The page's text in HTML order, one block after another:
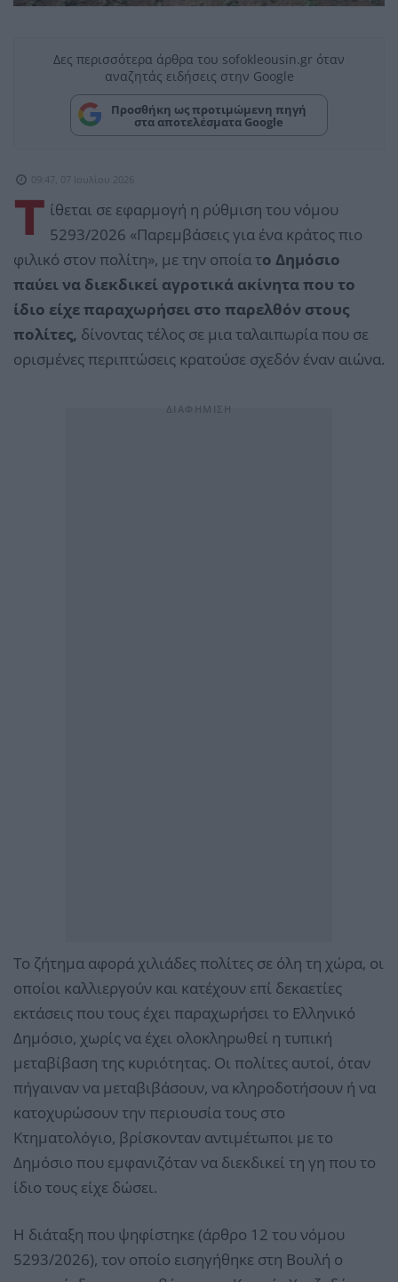
Δες περισσότερα άρθρα του sofokleousin.gr όταν
αναζητάς ειδήσεις στην Google
Προσθήκη ως προτιμώμενη πηγή
στα αποτελέσματα Google
09:47, 07 Ιουλίου 2026
Τ ίθεται σε εφαρμογή η ρύθμιση του νόμου
5293/2026 «Παρεμβάσεις για ένα κράτος πιο
φιλικό στον πολίτη», με την οποία το Δημόσιο
παύει να διεκδικεί αγροτικά ακίνητα που το
ίδιο είχε παραχωρήσει στο παρελθόν στους
πολίτες, δίνοντας τέλος σε μια ταλαιπωρία που σε
ορισμένες περιπτώσεις κρατούσε σχεδόν έναν αιώνα.
Το ζήτημα αφορά χιλιάδες πολίτες σε όλη τη χώρα, οι
οποίοι καλλιεργούν και κατέχουν επί δεκαετίες
εκτάσεις που τους έχει παραχωρήσει το Ελληνικό
Δημόσιο, χωρίς να έχει ολοκληρωθεί η τυπική
μεταβίβαση της κυριότητας. Οι πολίτες αυτοί, όταν
πήγαιναν να μεταβιβάσουν, να κληροδοτήσουν ή να
κατοχυρώσουν την περιουσία τους στο
Κτηματολόγιο, βρίσκονταν αντιμέτωποι με το
Δημόσιο που εμφανιζόταν να διεκδικεί τη γη που το
ίδιο τους είχε δώσει.
Η διάταξη που ψηφίστηκε (άρθρο 12 του νόμου
5293/2026), τον οποίο εισηγήθηκε στη Βουλή ο